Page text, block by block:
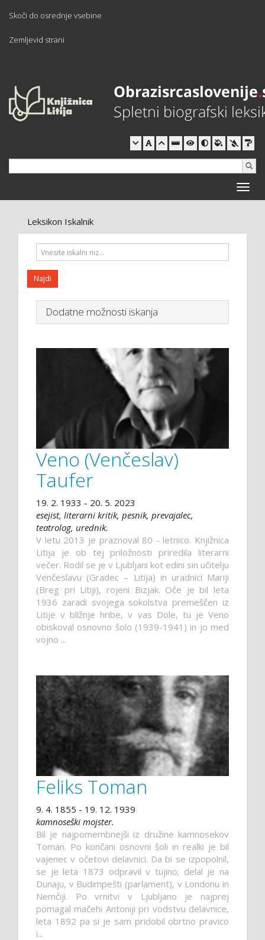
Skoči do osrednje vsebine
Zemljevid strani
Toggle
Leksikon Iskalnik
Dodatne možnosti iskanja
Veno (Venčeslav)
Taufer
19. 2. 1933 - 20. 5. 2023
esejist, literarni kritik, pesnik, prevajalec,
teatrolog, urednik.
V letu 2013 je praznoval 80 - letnico. Knjižnica
Litija je ob tej priložnosti priredila literarni
večer. Rodil se je v Ljubljani kot edini sin učitelju
Venčeslavu (Gradec – Litija) in uradnici Mariji
(Breg pri Litiji), rojeni Bizjak. Oče je bil leta
1936 zaradi svojega sokolstva premeščen iz
Litije v bližnje hribe, v vas Dole, tu je Veno
obiskoval osnovno šolo (1939-1941) in jo med
vojno ...
Feliks Toman
9. 4. 1855 - 19. 12. 1939
kamnoseški mojster.
Bil je najpomembnejši iz družine kamnosekov
Toman. Po končani osnovni šoli in realki je bil
vajenec v očetovi delavnici. Da bi se izpopolnil,
se je leta 1873 odpravil v tujino; delal je na
Dunaju, v Budimpešti (parlament), v Londonu in
Nemčiji. Po vrnitvi v Ljubljano je najprej
pomagal mačehi Antoniji pri vodstvu delavnice,
leta 1892 pa si je sam pridobil obrtno pravico
i...